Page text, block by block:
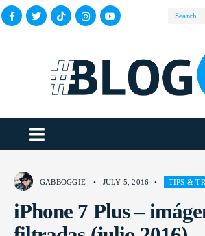
GABBOGGIE • JULY 5, 2016 • TIPS &
iPhone 7 Plus –